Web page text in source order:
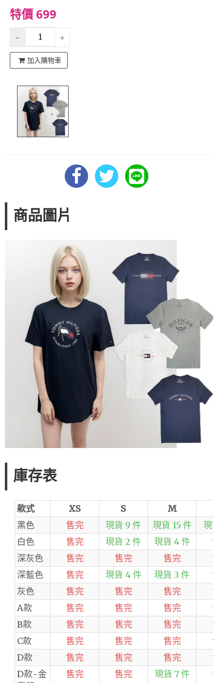
特價 699
加入購物車
商品圖片
庫存表
款式 XS S
M
黑色
售完 現貨 9 件 現貨 15 件
現
白色
售完 現貨 2 件 現貨 4 件
深灰色
售完 售完 售完
深藍色
售完 現貨 4 件 現貨 3 件
灰色
售完 售完 售完
A款
售完 售完 售完
B款
售完 售完 售完
C款
售完 售完 售完
D款
售完 售完 售完
D款-金
售完 售完 現貨 7 件